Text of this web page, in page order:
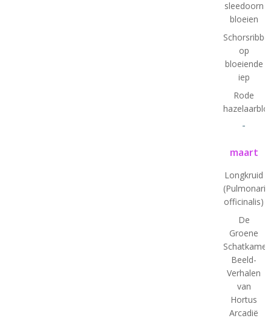
sleedoorn
bloeien
op
bloeiende
iep
Rode
-
maart
Longkruid
(Pulmonaria
officinalis)
De
Groene
Schatkamer:
Beeld-
Verhalen
van
Hortus
Arcadië